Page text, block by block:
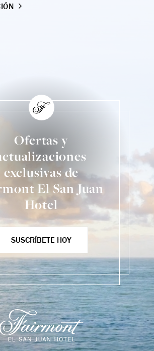
Ofertas y
exclusivas de
El San Juan
Hotel
SUSCRÍBETE HOY